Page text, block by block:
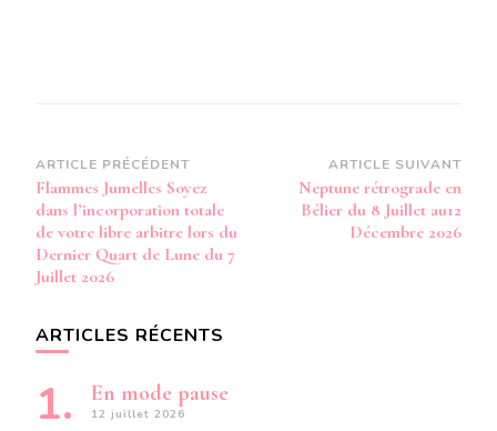
Navigation
d’article
ARTICLE PRÉCÉDENT
Flammes Jumelles Soyez
dans l’incorporation totale
de votre libre arbitre lors du
Dernier Quart de Lune du 7
Juillet 2026
ARTICLE SUIVANT
Neptune rétrograde en
Bélier du 8 Juillet au12
Décembre 2026
ARTICLES RÉCENTS
En mode pause
12 juillet 2026